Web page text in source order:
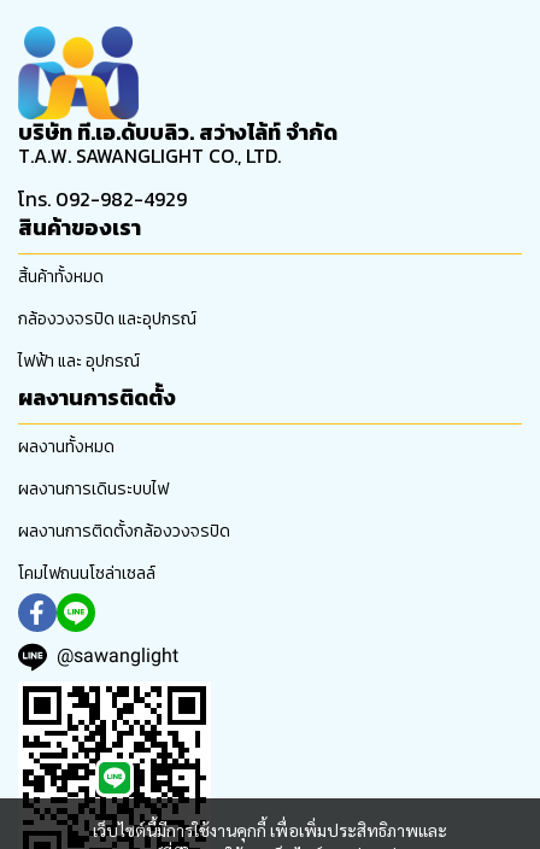
เว็บไซต์นี้มีการใช้งานคุกกี้ เพื่อเพิ่มประสิทธิภาพและ
บริษัท ที.เอ.ดับบลิว. สว่างไล้ท์ จำกัด
T.A.W. SAWANGLIGHT CO., LTD.
โทร. 092-982-4929
สินค้าของเรา
สิ้นค้าทั้งหมด
กล้องวงจรปิด และอุปกรณ์
ไฟฟ้า และ อุปกรณ์
ผลงานการติดตั้ง
ผลงานทั้งหมด
ผลงานการเดินระบบไฟ
ผลงานการติดตั้งกล้องวงจรปิด
โคมไฟถนนโซล่าเซลล์
@sawanglight